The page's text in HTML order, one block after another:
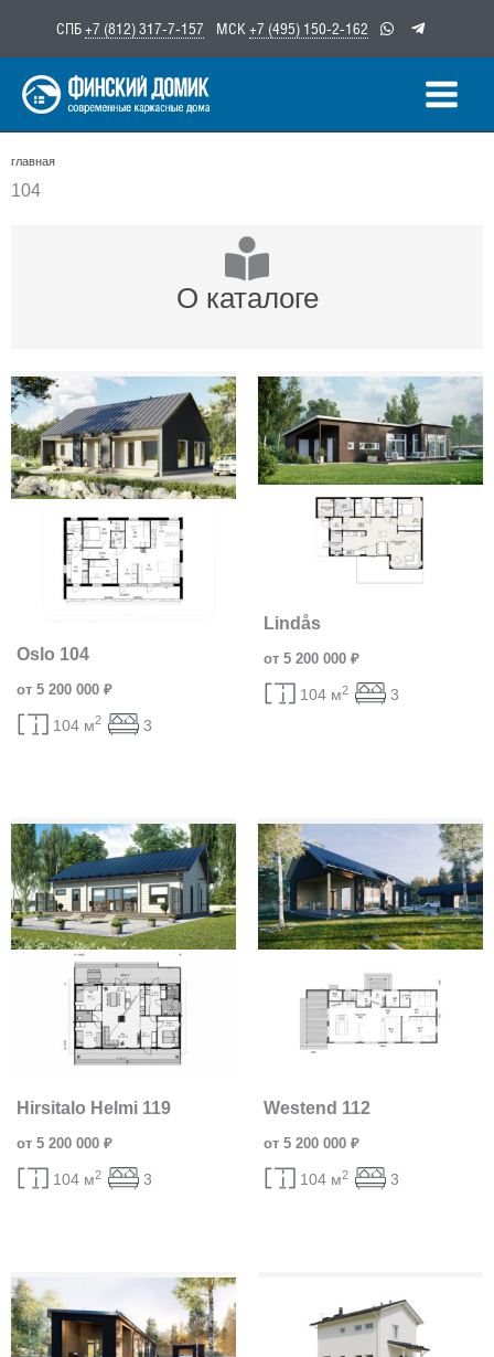
содержимому
СПБ+7 (812) 317-7-157 МСК +7 (495) 150-2-162
главная
104
О каталоге
Oslo 104
от 5 200 000 ₽
104 м2 3
Lindås
от 5 200 000 ₽
104 м2 3
Hirsitalo Helmi 119
от 5 200 000 ₽
104 м2 3
Westend 112
от 5 200 000 ₽
104 м2 3